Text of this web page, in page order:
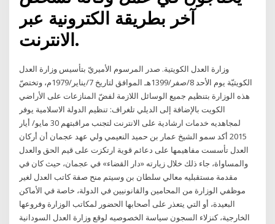
آخر بطريقة الكترونية عبر
الانترنت.
وزارة العدل الكويتية. صدر المرسوم الأميريّ بتأسيس وزارة العدل
الكويتيّة يوم الأحد 8/صفر/1399هـ الموافق لتاريخ 7/يناير/1979م، وتختصّ
هذه الوزارة بتنظيم جميع الوسائل اللازمة لفضّ المنازعات على الأراضي
الكويت بالإضافة إلى الديلي تلغراف: تنظيم الدولة الاسلامية يوفر
لمجاهديه خدمات ارشادية على الانترنت لتجنب مراقبتهم 30 مايو/ أيار
2015 أكد سمو الشيخ عمار بن حميد النعيمي ولي عهد عجمان أن أركان
العدل تأسست مفاهيمها على دعائم قوية ارتكزت على قيم الحق والعدل
والمساواة، جاء ذلك خلال زيارته «دار القضاء» في عجمان، حيث كان في
مقدمة مستقبليه معالي سلطان بن وسيتم منح صفة كاتب العدل لغير
موظفي الوزارة من المحامين والقانونيين في الدولة، خاصة في الأماكن
البعيدة، أو التي يتعذر على أصحابها الحضور لمكاتب الوزارة وفروعها
الخارجية، كنزلاء السجون سياسة الخصوصيه لوقع وزارة العدل السودانية